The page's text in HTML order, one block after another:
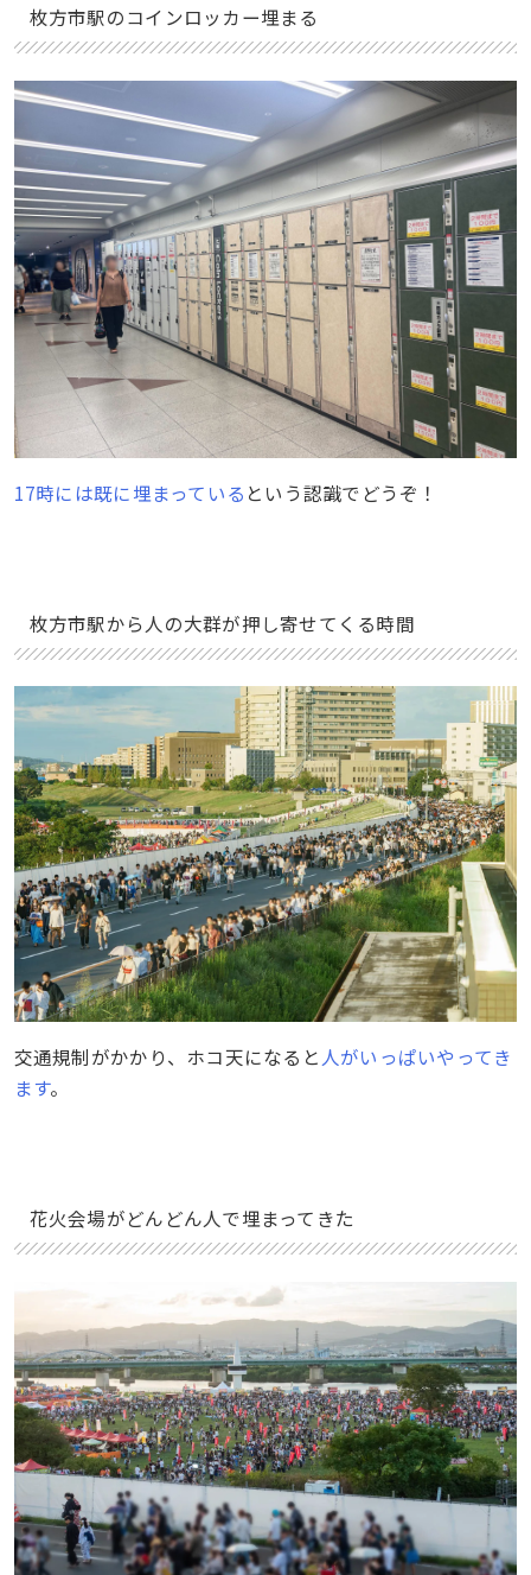
枚方市駅のコインロッカー埋まる
17時には既に埋まっている という認識でどうぞ！
枚方市駅から人の大群が押し寄せてくる時間
交通規制がかかり、ホコ天になると 人がいっぱいやってき
ます。
花火会場がどんどん人で埋まってきた